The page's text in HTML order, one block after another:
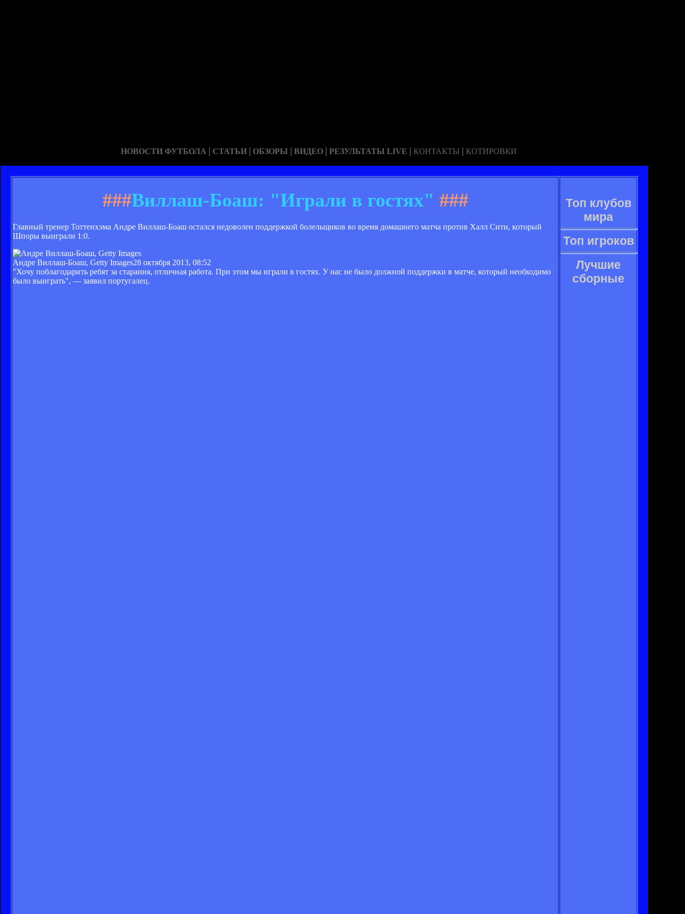
НОВОСТИ ФУТБОЛА | СТАТЬИ | ОБЗОРЫ | ВИДЕО | РЕЗУЛЬТАТЫ LIVE | КОНТАКТЫ | КОТИРОВКИ
###Виллаш-Боаш: "Играли в гостях" ###
Главный тренер Тоттенхэма Андре Виллаш-Боаш остался недоволен поддержкой болельщиков во время домашнего матча против Халл Сити, который
Шпоры выиграли 1:0.
Андре Виллаш-Боаш, Getty Images28 октября 2013, 08:52
"Хочу поблагодарить ребят за старания, отличная работа. При этом мы играли в гостях. У нас не было должной поддержки в матче, который необходимо
было выиграть", — заявил португалец.
Топ клубов
мира
Топ игроков
Лучшие
сборные